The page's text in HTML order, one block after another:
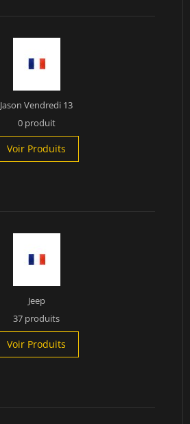
Jason Vendredi 13
0 produit
Voir Produits
Jeep
37 produits
Voir Produits